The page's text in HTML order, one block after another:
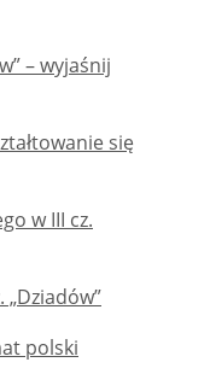
– wyjaśnij
się
w III cz.
polski